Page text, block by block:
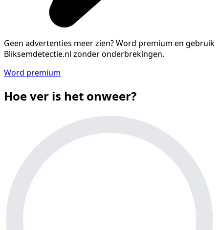
Geen advertenties meer zien?Word premium en gebruik
Bliksemdetectie.nl zonder onderbrekingen.
Word premium
Hoe ver is het onweer?